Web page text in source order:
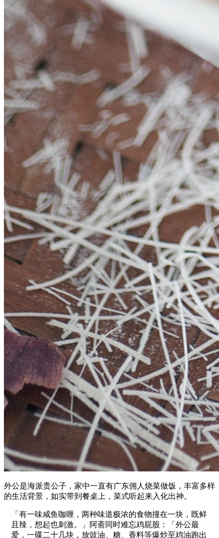
外公是海派贵公子，家中一直有广东佣人烧菜做饭，丰富多样
的生活背景，如实带到餐桌上，菜式听起来入化出神。
「有一味咸鱼咖喱，两种味道极浓的食物撞在一块，既鲜
且辣，想起也刺激。」阿斋同时难忘鸡屁股：「外公最
爱，一碟二十几块，放豉油、糖、香料等爆炒至鸡油跑出